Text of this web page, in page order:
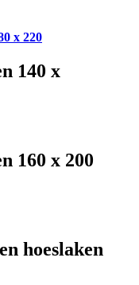
x 220
140 x
160 x 200
hoeslaken